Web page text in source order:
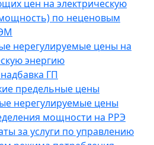
цен на электрическую
по неценовым
нерегулируемые цены на
энергию
ГП
предельные цены
нерегулируемые цены
мощности на РРЭ
за услуги по управлению